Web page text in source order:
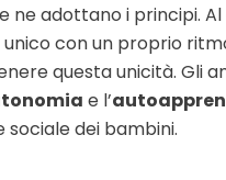
ne adottano i principi.
unico con un proprio
questa unicità. Gli
e l’
sociale dei bambini.